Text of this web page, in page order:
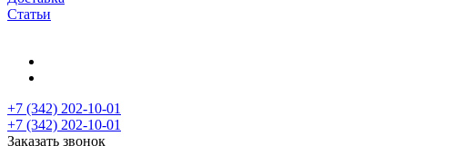
Статьи
+7 (342) 202-10-01
+7 (342) 202-10-01
Заказать звонок